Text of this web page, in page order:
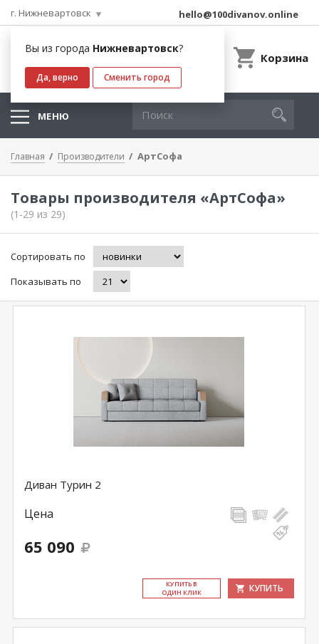
г. Нижневартовск
Вы из города Нижневартовск?
Да, верно Сменить город
hello@100divanov.online
Корзина
МЕНЮ
Главная Производители АртСофа
Товары производителя «АртСофа»
(1-29 из 29)
Сортировать по
Показывать по
Диван Турин 2
Цена
65 090
КУ­ПИТЬ В
ОДИН КЛИК
КУПИТЬ